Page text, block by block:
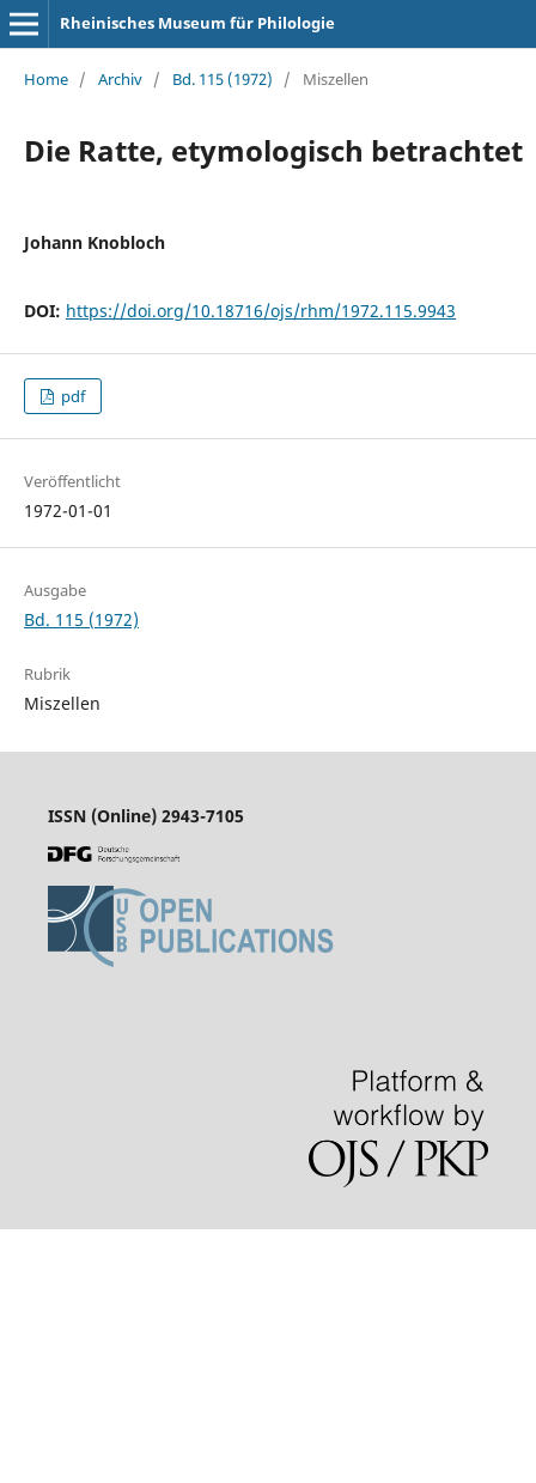
Rheinisches Museum für Philologie
Home / Archiv / Bd. 115 (1972) / Miszellen
Die Ratte, etymologisch betrachtet
Johann Knobloch
DOI: https://doi.org/10.18716/ojs/rhm/1972.115.9943
pdf
Veröffentlicht
1972-01-01
Ausgabe
Bd. 115 (1972)
Rubrik
Miszellen
ISSN (Online) 2943-7105